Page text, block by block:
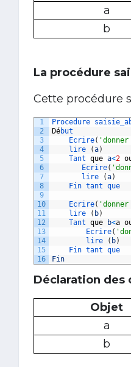
a
b
La procédure
Cette procédure
1
2
3
4
5
6
7
8
9
10
11
12
13
14
15
16
Procedure
Début
Ecrire(
lire
(a)
Tant que a<2
Ecrire(
lire
(a)
Fin tant que
Ecrire(
lire
( b)
Tant que b<a
Ecrire(
lire
( b)
Fin tant que
Fin
Déclaration des
Objet
a
b